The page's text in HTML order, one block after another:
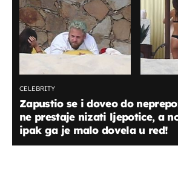
CELEBRITY
Zapustio se i doveo do
ne prestaje nizati ljepotice, a
ipak ga je malo dovela u red!